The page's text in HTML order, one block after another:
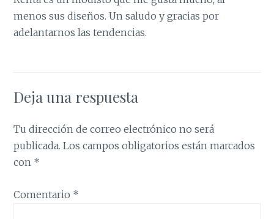
menos sus diseños. Un saludo y gracias por
adelantarnos las tendencias.
Deja una respuesta
Tu dirección de correo electrónico no será
publicada. Los campos obligatorios están marcados
con *
Comentario *